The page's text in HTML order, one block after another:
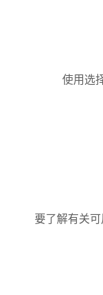
使用选
要了解有关